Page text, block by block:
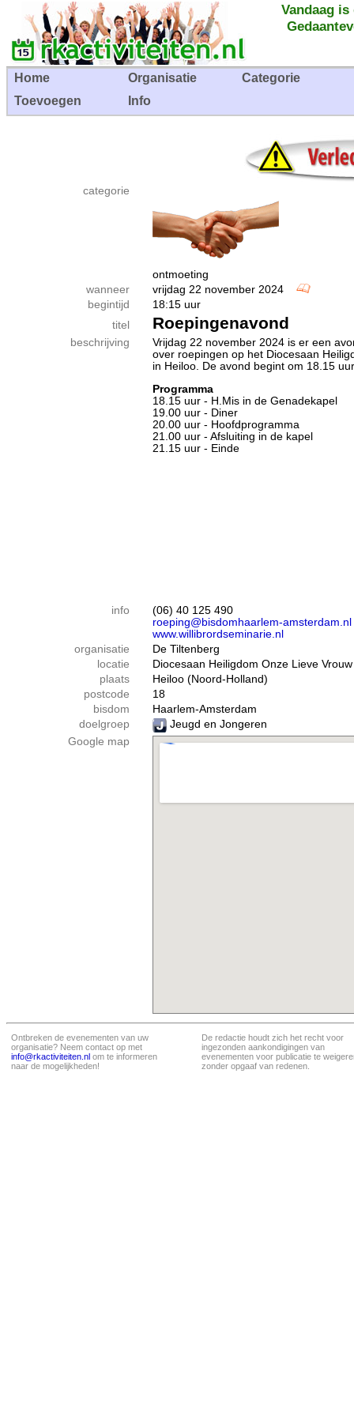
Vandaag
Home Organisatie
Categorie
Toevoegen
Info
categorie
ontmoeting
wanneer
vrijdag 22 november 2024
begintijd
18:15 uur
titel
Roepingenavond
beschrijving
Vrijdag 22 november 2024 is er een
over roepingen op het Diocesaan
in Heiloo. De avond begint om 18.15
Programma
18.15 uur - H.Mis in de Genadekapel
19.00 uur - Diner
20.00 uur - Hoofdprogramma
21.00 uur - Afsluiting in de kapel
21.15 uur - Einde
info
(06) 40 125 490
roeping@bisdomhaarlem-amsterdam.nl
www.willibrordseminarie.nl
organisatie
De Tiltenberg
locatie
Diocesaan Heiligdom Onze Lieve
plaats
Heiloo (Noord-Holland)
postcode
18
bisdom
Haarlem-Amsterdam
doelgroep
Jeugd en Jongeren
Google map
Ontbreken de evenementen van uw
organisatie? Neem contact op met
info@rkactiviteiten.nl om te informeren
naar de mogelijkheden!
De redactie houdt zich het recht voor
ingezonden aankondigingen van
evenementen voor publicatie te
zonder opgaaf van redenen.